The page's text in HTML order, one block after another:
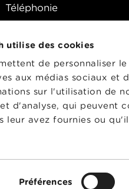
utilise des cookies
de personnaliser
aux médias sociaux et
sur l'utilisation de
d'analyse, qui peuvent
leur avez fournies ou
Préférences
Téléphonie